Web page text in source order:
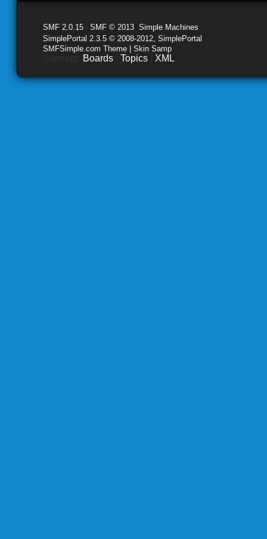
SMF 2.0.15 SMF © 2013 Simple Machines
SimplePortal 2.3.5 © 2008-2012, SimplePortal
SMFSimple.com Theme | Skin Samp
Boards Topics XML